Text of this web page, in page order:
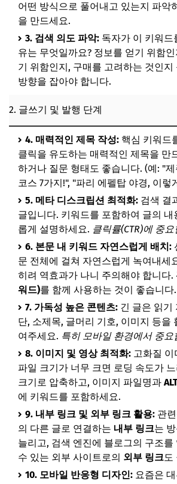
어떤 방식으로 풀어내고 있는지 파악
을 만드세요.
3. 검색 의도 파악: 독자가 이 키워드
유는 무엇일까요? 정보를 얻기 위함
기 위함인지, 구매를 고려하는 것인지
방향을 잡아야 합니다.
2. 글쓰기 및 발행 단계
4. 매력적인 제목 작성: 핵심 키워드
클릭을 유도하는 매력적인 제목을 만
하거나 질문 형태도 좋습니다. (예: "
코스 7가지!", "파리 에펠탑 야경, 이렇
5. 메타 디스크립션 최적화: 검색 결
글입니다. 키워드를 포함하여 글의 내
롭게 설명하세요. 클릭률(CTR)에 중
6. 본문 내 키워드 자연스럽게 배치:
문 전체에 걸쳐 자연스럽게 녹여내세
히려 역효과가 나니 주의해야 합니다.
워드)를 함께 사용하는 것이 좋습니다.
7. 가독성 높은 콘텐츠: 긴 글은 읽기
단, 소제목, 글머리 기호, 이미지 등을
여주세요. 특히 모바일 환경에서 중요
8. 이미지 및 영상 최적화: 고화질
파일 크기가 너무 크면 로딩 속도가
크기로 압축하고, 이미지 파일명과
에 키워드를 포함하세요.
9. 내부 링크 및 외부 링크 활용: 관
의 다른 글로 연결하는 내부 링크는
늘리고, 검색 엔진에 블로그의 구조
수 있는 외부 사이트로의 외부 링크도
10. 모바일 반응형 디자인: 요즘은